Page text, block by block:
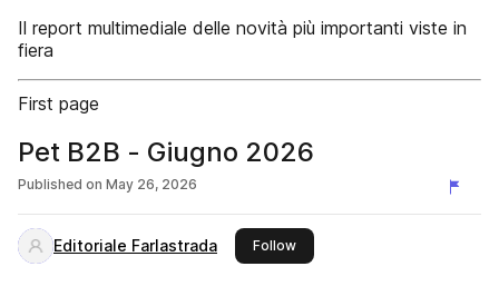
Il report multimediale delle novità più importanti viste in
fiera
First page
Pet B2B - Giugno 2026
Published on May 26, 2026
Editoriale Farlastrada Followthis publisher